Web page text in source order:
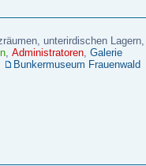
unterirdischen
Administratoren Galerie
Bunkermuseum Frauenwald